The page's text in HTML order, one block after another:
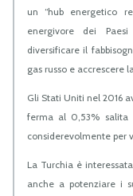
un “hub energetico
energivore dei
diversificare il
gas russo e accrescere
Gli Stati Uniti nel 2016
ferma al 0,53% salita
considerevolmente per
La Turchia è
anche a potenziare i